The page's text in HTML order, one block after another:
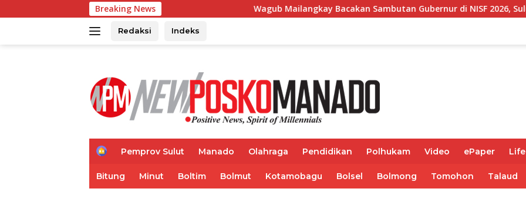
ke
Breaking News Wagub Mailangkay Bacakan Sambutan Gubernur di NISF 2026, Sulut Tawarkan
Redaksi Indeks
H
e
Pemprov Sulut Manado Olahraga Pendidikan Polhukam Video ePaper
Bitung Minut Boltim Bolmut Kotamobagu Bolsel Bolmong Tomohon Talaud